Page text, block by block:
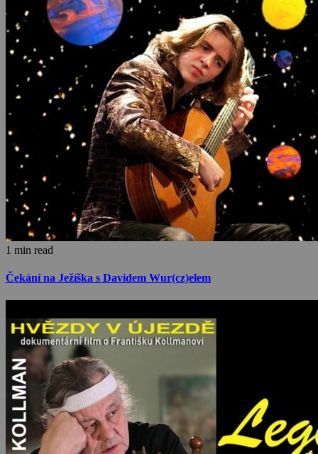
1 min read
Čekání na Ježíška s Davidem Wur(cz)elem